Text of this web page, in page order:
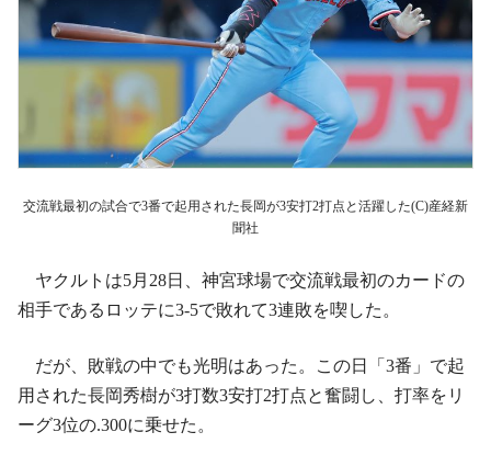
交流戦最初の試合で3番で起用された長岡が3安打2打点と活躍した(C)産経新
聞社
ヤクルトは5月28日、神宮球場で交流戦最初のカードの
相手であるロッテに3‐5で敗れて3連敗を喫した。
だが、敗戦の中でも光明はあった。この日「3番」で起
用された長岡秀樹が3打数3安打2打点と奮闘し、打率をリ
ーグ3位の.300に乗せた。